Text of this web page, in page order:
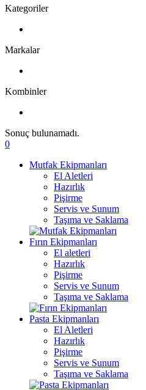
Kategoriler
Markalar
Kombinler
Sonuç bulunamadı.
0
Mutfak Ekipmanları
El Aletleri
Hazırlık
Pişirme
Servis ve Sunum
Taşıma ve Saklama
Fırın Ekipmanları
El aletleri
Hazırlık
Pişirme
Servis ve Sunum
Taşıma ve Saklama
Pasta Ekipmanları
El Aletleri
Hazırlık
Pişirme
Servis ve Sunum
Taşıma ve Saklama